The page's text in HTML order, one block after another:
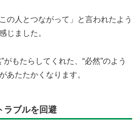
の人とつながって」と言われたよう
じました。
がもたらしてくれた、“必然”のよう
あたたかくなります。
ラブルを回避